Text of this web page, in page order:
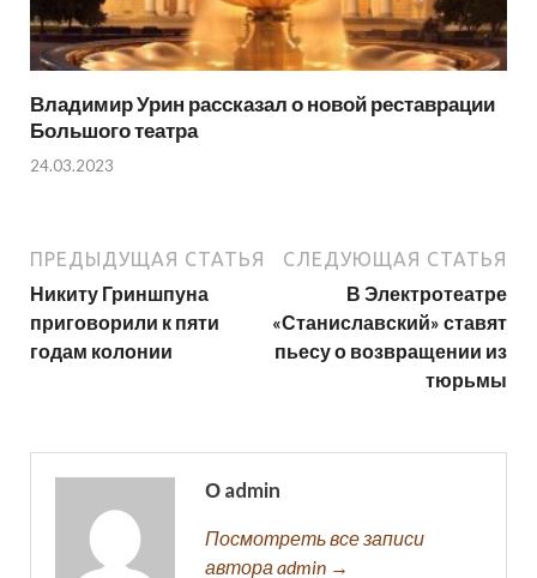
Владимир Урин рассказал о новой реставрации
Большого театра
24.03.2023
ПРЕДЫДУЩАЯ СТАТЬЯ
Никиту Гриншпуна
приговорили к пяти
годам колонии
СЛЕДУЮЩАЯ СТАТЬЯ
В Электротеатре
«Станиславский» ставят
пьесу о возвращении из
тюрьмы
О admin
Посмотреть все записи
автора admin →